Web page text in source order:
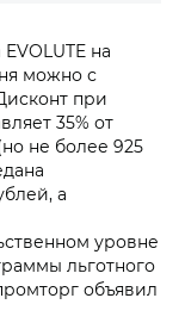
на
можно с
при
35% от
не более 925
а
уровне
льготного
объявил